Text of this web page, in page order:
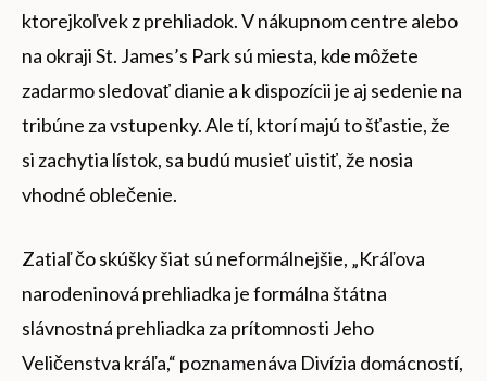
ktorejkoľvek z prehliadok. V nákupnom centre alebo
na okraji St. James’s Park sú miesta, kde môžete
zadarmo sledovať dianie a k dispozícii je aj sedenie na
tribúne za vstupenky. Ale tí, ktorí majú to šťastie, že
si zachytia lístok, sa budú musieť uistiť, že nosia
vhodné oblečenie.
Zatiaľ čo skúšky šiat sú neformálnejšie, „Kráľova
narodeninová prehliadka je formálna štátna
slávnostná prehliadka za prítomnosti Jeho
Veličenstva kráľa,“ poznamenáva Divízia domácností,